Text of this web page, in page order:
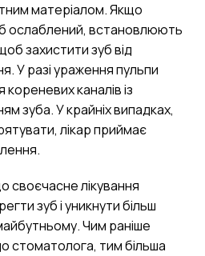
матеріалом. Якщо
ослаблений, встановлюють
захистити зуб від
У разі ураження пульпи
каналів із
зуба. У крайніх випадках,
лікар приймає
своєчасне лікування
зуб і уникнути більш
Чим раніше
стоматолога, тим більша